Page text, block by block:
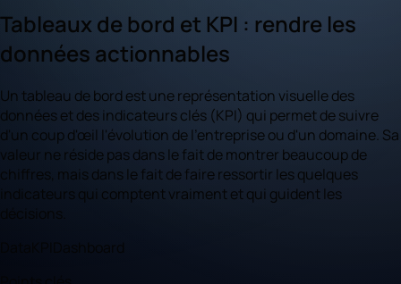
Tableaux de bord et KPI : rendre les
données actionnables
Un tableau de bord est une représentation visuelle des
données et des indicateurs clés (KPI) qui permet de suivre
d'un coup d'œil l'évolution de l'entreprise ou d'un domaine. Sa
valeur ne réside pas dans le fait de montrer beaucoup de
chiffres, mais dans le fait de faire ressortir les quelques
indicateurs qui comptent vraiment et qui guident les
décisions.
Dashboard